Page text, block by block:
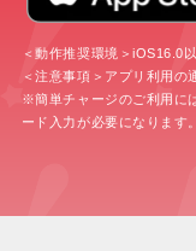
＜動作推奨環境＞iOS16.0
＜注意事項＞アプリ利用の
※簡単チャージのご利用に
ード入力が必要になります。